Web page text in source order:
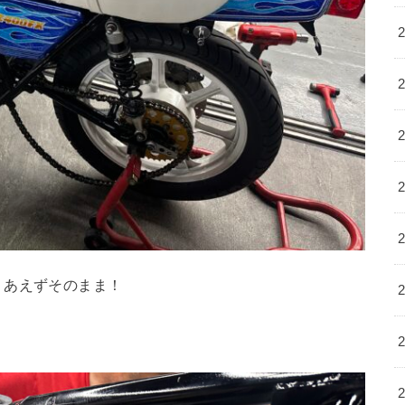
えずそのまま！